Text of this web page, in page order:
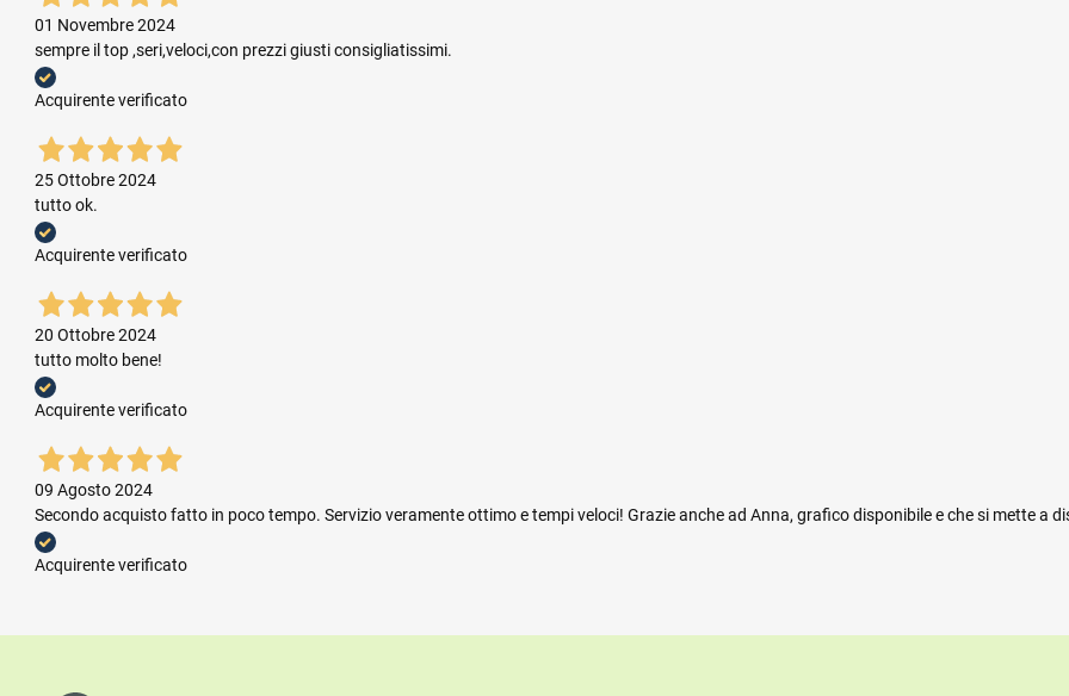
01 Novembre 2024
sempre il top ,seri,veloci,con prezzi giusti consigliatissimi.
Acquirente verificato
25 Ottobre 2024
tutto ok.
Acquirente verificato
20 Ottobre 2024
tutto molto bene!
Acquirente verificato
09 Agosto 2024
Secondo acquisto fatto in poco tempo. Servizio veramente ottimo e tempi veloci! Grazie anche ad Anna, grafico disponibile e che si mette a
Acquirente verificato